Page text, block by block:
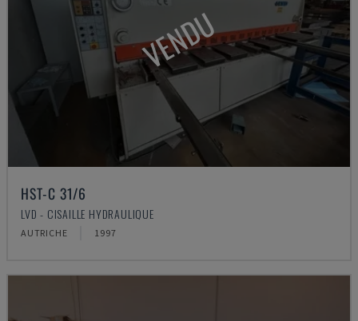
VENDU
HST-C 31/6
LVD - CISAILLE HYDRAULIQUE
AUTRICHE 1997